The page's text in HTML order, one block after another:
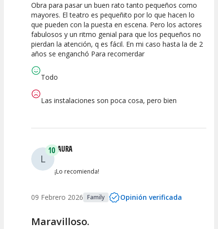
10
Calidad del
Espectáculo
7.5
Puesta en
Escena
10
Interpretación
artística
Obra para pasar un buen rato tanto pequeños como
mayores. El teatro es pequeñito por lo que hacen lo
que pueden con la puesta en escena. Pero los actores
fabulosos y un ritmo genial para que los pequeños no
pierdan la atención, q es fácil. En mi caso hasta la de 2
años se enganchó Para recomerdar
Todo
Las instalaciones son poca cosa, pero bien
L
10LAURA
¡Lo recomienda!
09 Febrero 2026 Family Opinión verificada
Maravilloso.